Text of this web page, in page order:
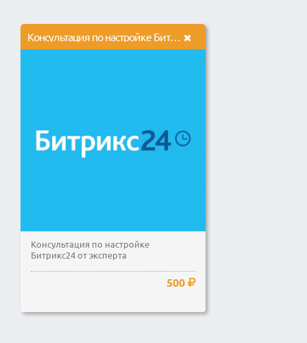
Консультация по настройке Битрикс24 от эксперта
Консультация по настройке
Битрикс24 от эксперта
500